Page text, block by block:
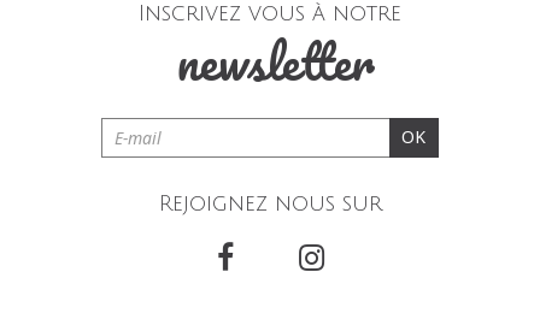
Inscrivez vous à notre
newsletter
OK
Rejoignez nous sur